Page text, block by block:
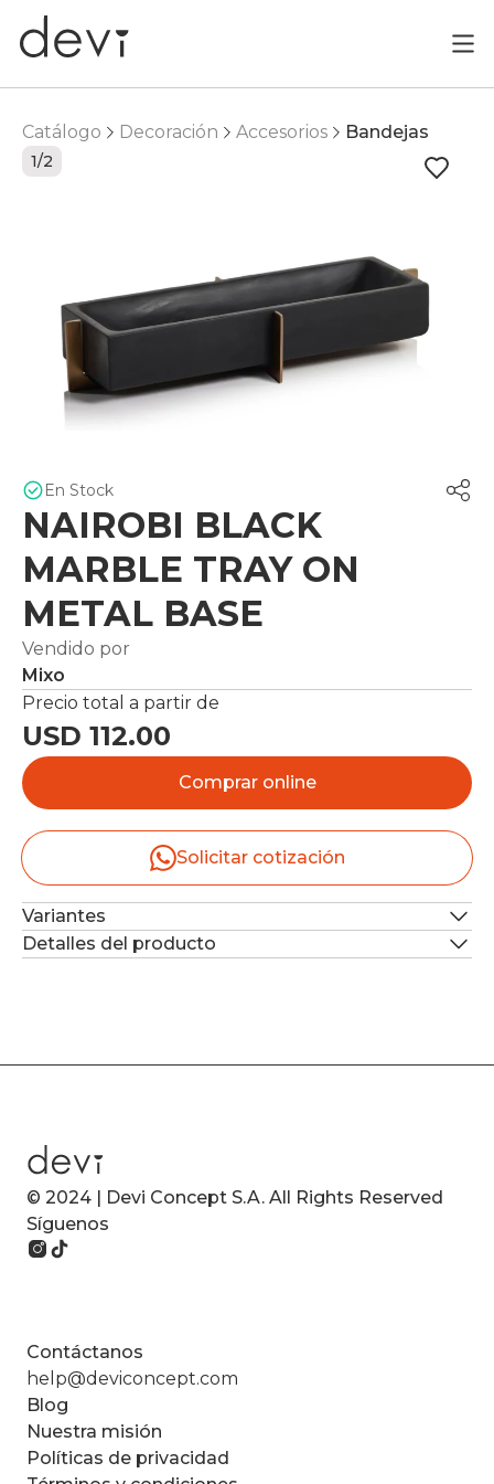
Catálogo Decoración Accesorios Bandejas
1/2
En Stock
NAIROBI BLACK
MARBLE TRAY ON
METAL BASE
Vendido por
Mixo
Precio total a partir de
USD 112.00
Comprar online
Solicitar cotización
Variantes
Detalles del producto
© 2024 | Devi Concept S.A. All Rights Reserved
Síguenos
Contáctanos
help@deviconcept.com
Blog
Nuestra misión
Políticas de privacidad